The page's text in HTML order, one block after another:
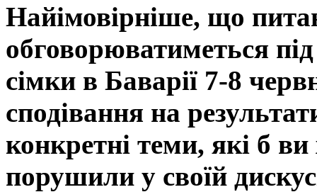
Найімовірніше, що
обговорюватиметься
сімки в Баварії 7-8
сподівання на
конкретні теми, які б ви
порушили у своїй